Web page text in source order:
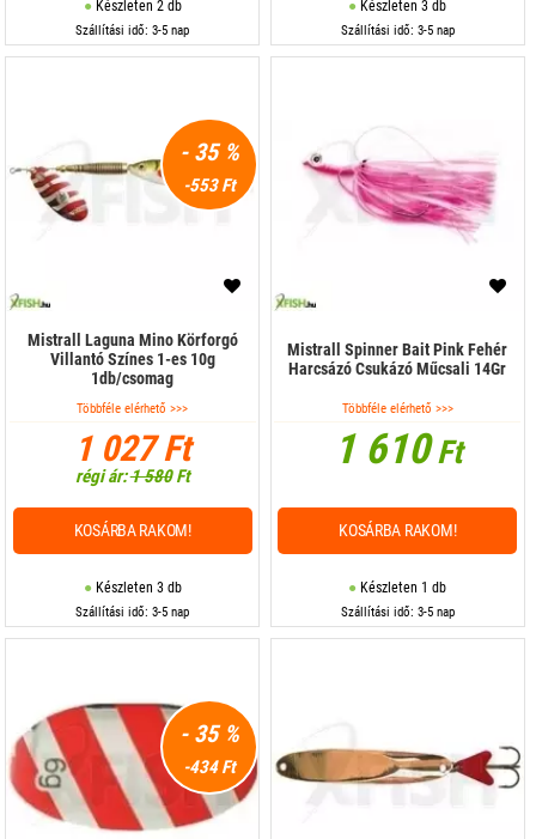
Készleten 2 db
Szállítási idő: 3-5 nap
Készleten 3 db
Szállítási idő: 3-5 nap
- 35 %
-553 Ft
Mistrall Laguna Mino Körforgó
Villantó Színes 1-es 10g
1db/csomag
Többféle elérhető >>>
1 027 Ft
régi ár:1 580Ft
Készleten 3 db
Szállítási idő: 3-5 nap
KOSÁRBA RAKOM!
Mistrall Spinner Bait Pink Fehér
Harcsázó Csukázó Műcsali 14Gr
Többféle elérhető >>>
1 610Ft
Készleten 1 db
Szállítási idő: 3-5 nap
KOSÁRBA RAKOM!
- 35 %
-434 Ft